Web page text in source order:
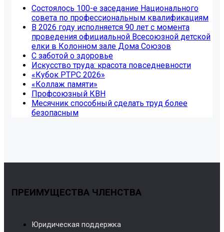
Состоялось 100-е заседание Национального
совета по профессиональным квалификациям
В 2026 году исполняется 90 лет с момента
проведения официальной Всесоюзной детской
елки в Колонном зале Дома Союзов
С заботой о здоровье
Искусство труда: красота повседневности
«Кубок РТРС 2026»
«Коллаж памяти»
Профсоюзный КВН
Месячник способный сделать труд более
безопасным
ПРЕИМУЩЕСТВА ЧЛЕНСТВА
Юридическая поддержка